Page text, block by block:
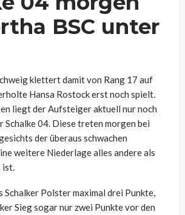
BSC unter
klettert damit von Rang 17 auf
Hansa Rostock erst noch spielt.
liegt der Aufsteiger aktuell nur noch
Schalke 04. Diese treten morgen bei
der überaus schwachen
weitere Niederlage alles andere als
Schalker Polster maximal drei Punkte,
Sieg sogar nur zwei Punkte vor den